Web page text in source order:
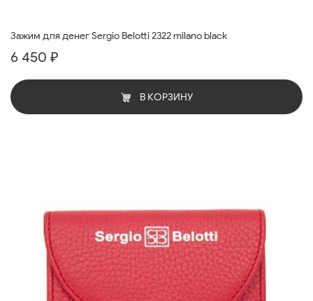
Зажим для денег Sergio Belotti 2322 milano black
6 450 ₽
В КОРЗИНУ